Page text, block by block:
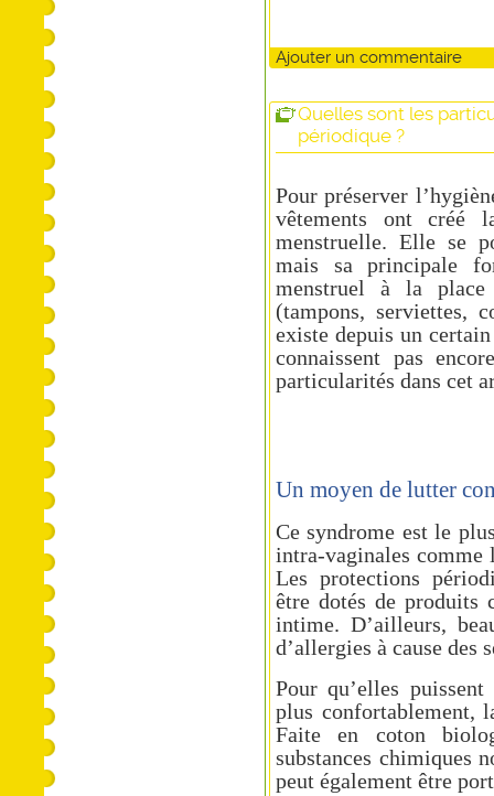
Ajouter un commentaire
Quelles sont les
périodique ?
Pour préserver
vêtements ont créé
menstruelle. Elle se
mais sa principale
menstruel à la place
(tampons, serviettes,
existe depuis un
connaissent pas
particularités dans cet
Un moyen de lutter
Ce syndrome est le
intra-vaginales comme
Les protections
être dotés de produits
intime. D’ailleurs,
d’allergies à cause des
Pour qu’elles
plus confortablement,
Faite en coton
substances chimiques
peut également être